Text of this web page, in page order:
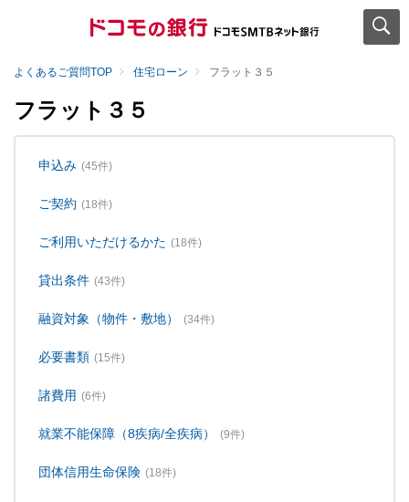
よくあるご質問TOP 住宅ローン フラット３５
フラット３５
申込み (45件)
ご契約 (18件)
ご利用いただけるかた (18件)
貸出条件 (43件)
融資対象（物件・敷地） (34件)
必要書類 (15件)
諸費用 (6件)
就業不能保障（8疾病/全疾病） (9件)
団体信用生命保険 (18件)